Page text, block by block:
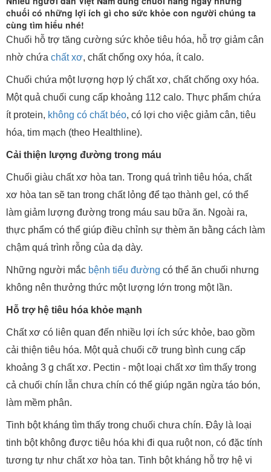
chuối có những lợi ích gì cho sức khỏe con người chúng ta
cùng tìm hiểu nhé!
Chuối hỗ trợ tăng cường sức khỏe tiêu hóa, hỗ trợ giảm cân
nhờ chứa chất xơ, chất chống oxy hóa, ít calo.
Chuối chứa một lượng hợp lý chất xơ, chất chống oxy hóa.
Một quả chuối cung cấp khoảng 112 calo. Thực phẩm chứa
ít protein, không có chất béo, có lợi cho việc giảm cân, tiêu
hóa, tim mạch (theo Healthline).
Cải thiện lượng đường trong máu
Chuối giàu chất xơ hòa tan. Trong quá trình tiêu hóa, chất
xơ hòa tan sẽ tan trong chất lỏng để tạo thành gel, có thể
làm giảm lượng đường trong máu sau bữa ăn. Ngoài ra,
thực phẩm có thể giúp điều chỉnh sự thèm ăn bằng cách làm
chậm quá trình rỗng của dạ dày.
Những người mắc bệnh tiểu đường có thể ăn chuối nhưng
không nên thưởng thức một lượng lớn trong một lần.
Hỗ trợ hệ tiêu hóa khỏe mạnh
Chất xơ có liên quan đến nhiều lợi ích sức khỏe, bao gồm
cải thiện tiêu hóa. Một quả chuối cỡ trung bình cung cấp
khoảng 3 g chất xơ. Pectin - một loại chất xơ tìm thấy trong
cả chuối chín lẫn chưa chín có thể giúp ngăn ngừa táo bón,
làm mềm phân.
Tinh bột kháng tìm thấy trong chuối chưa chín. Đây là loại
tinh bột không được tiêu hóa khi đi qua ruột non, có đặc tính
tương tự như chất xơ hòa tan. Tinh bột kháng hỗ trợ hệ vi